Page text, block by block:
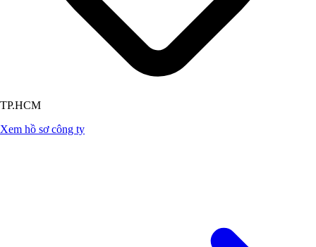
TP.HCM
Xem hồ sơ công ty